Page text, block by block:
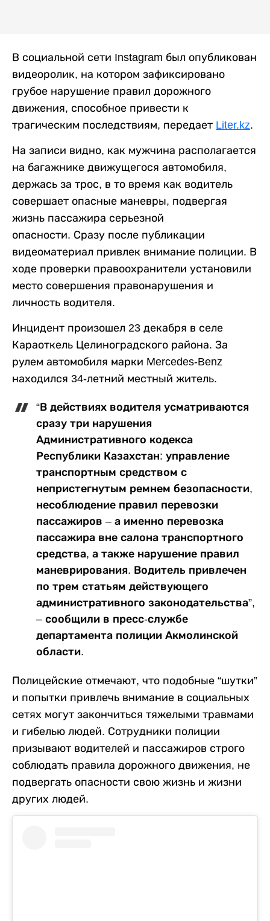
В социальной сети Instagram был опубликован
видеоролик, на котором зафиксировано
грубое нарушение правил дорожного
движения, способное привести к
трагическим последствиям, передает Liter.kz.
На записи видно, как мужчина располагается
на багажнике движущегося автомобиля,
держась за трос, в то время как водитель
совершает опасные маневры, подвергая
жизнь пассажира серьезной
опасности. Сразу после публикации
видеоматериал привлек внимание полиции. В
ходе проверки правоохранители установили
место совершения правонарушения и
личность водителя.
Инцидент произошел 23 декабря в селе
Караоткель Целиноградского района. За
рулем автомобиля марки Mercedes-Benz
находился 34-летний местный житель.
“В действиях водителя усматриваются
сразу три нарушения
Административного кодекса
Республики Казахстан: управление
транспортным средством с
непристегнутым ремнем безопасности,
несоблюдение правил перевозки
пассажиров – а именно перевозка
пассажира вне салона транспортного
средства, а также нарушение правил
маневрирования. Водитель привлечен
по трем статьям действующего
административного законодательства”,
– сообщили в пресс-службе
департамента полиции Акмолинской
области.
Полицейские отмечают, что подобные “шутки”
и попытки привлечь внимание в социальных
сетях могут закончиться тяжелыми травмами
и гибелью людей. Сотрудники полиции
призывают водителей и пассажиров строго
соблюдать правила дорожного движения, не
подвергать опасности свою жизнь и жизни
других людей.